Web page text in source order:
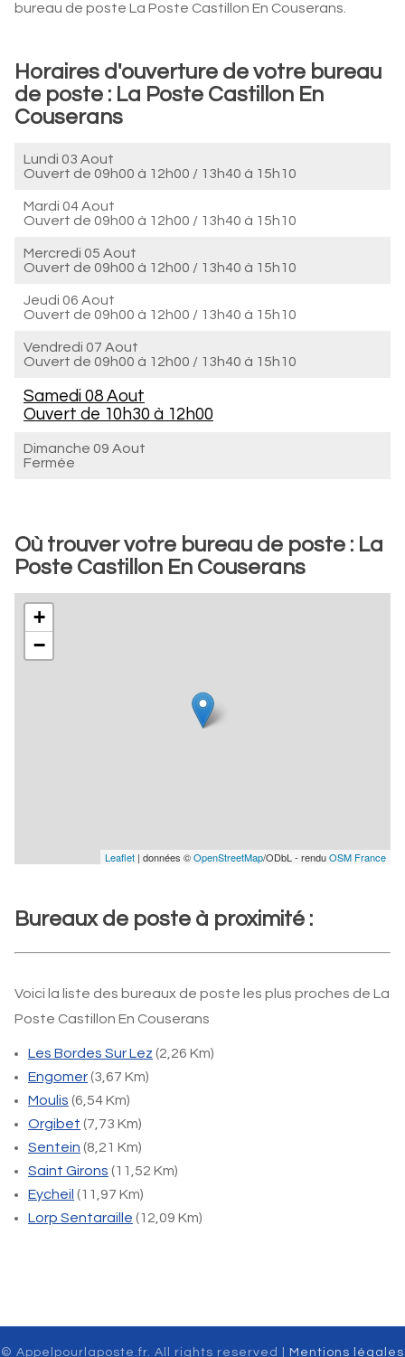
bureau de poste La Poste Castillon En Couserans.
Horaires d'ouverture de votre bureau
de poste : La Poste Castillon En
Couserans
Lundi 03 Aout
Ouvert de 09h00 à 12h00 / 13h40 à 15h10
Mardi 04 Aout
Ouvert de 09h00 à 12h00 / 13h40 à 15h10
Mercredi 05 Aout
Ouvert de 09h00 à 12h00 / 13h40 à 15h10
Jeudi 06 Aout
Ouvert de 09h00 à 12h00 / 13h40 à 15h10
Vendredi 07 Aout
Ouvert de 09h00 à 12h00 / 13h40 à 15h10
Samedi 08 Aout
Ouvert de 10h30 à 12h00
Dimanche 09 Aout
Fermée
Où trouver votre bureau de poste : La
Poste Castillon En Couserans
+
−
Leaflet | données ©OpenStreetMap/ODbL - renduOSM France
Bureaux de poste à proximité :
Voici la liste des bureaux de poste les plus proches de La
Poste Castillon En Couserans
Les Bordes Sur Lez (2,26 Km)
Engomer(3,67 Km)
Moulis (6,54 Km)
Orgibet (7,73 Km)
Sentein (8,21 Km)
Saint Girons (11,52 Km)
Eycheil (11,97 Km)
Lorp Sentaraille (12,09 Km)
© Appelpourlaposte.fr. All rights reserved | Mentions légales